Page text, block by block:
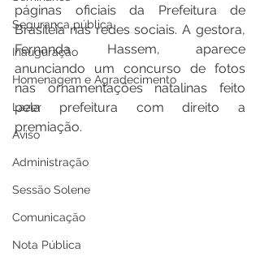
Segurança pública
Inauguração
Homenagem e Agradecimento
Lazer
Aviso
Administração
Sessão Solene
Comunicação
Nota Pública
páginas oficiais da Prefeitura de
Brasileia nas redes sociais. A gestora,
Fernanda Hassem, aparece
anunciando um concurso de fotos
nas ornamentações natalinas feito
pela prefeitura com direito a
premiação.